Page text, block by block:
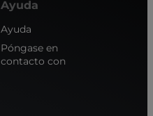
Ayuda
Ayuda
Póngase en
contacto con